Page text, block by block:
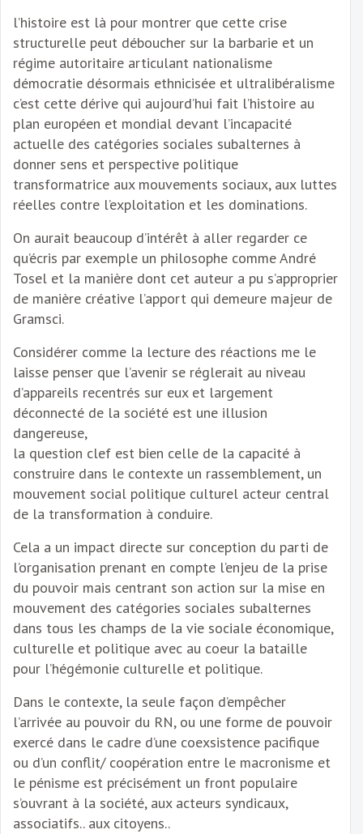
l’histoire est là pour montrer que cette crise
structurelle peut déboucher sur la barbarie et un
régime autoritaire articulant nationalisme
démocratie désormais ethnicisée et ultralibéralisme
c’est cette dérive qui aujourd’hui fait l’histoire au
plan européen et mondial devant l’incapacité
actuelle des catégories sociales subalternes à
donner sens et perspective politique
transformatrice aux mouvements sociaux, aux luttes
réelles contre l’exploitation et les dominations.
On aurait beaucoup d’intérêt à aller regarder ce
qu’écris par exemple un philosophe comme André
Tosel et la manière dont cet auteur a pu s’approprier
de manière créative l’apport qui demeure majeur de
Gramsci.
Considérer comme la lecture des réactions me le
laisse penser que l’avenir se réglerait au niveau
d’appareils recentrés sur eux et largement
déconnecté de la société est une illusion
dangereuse,
la question clef est bien celle de la capacité à
construire dans le contexte un rassemblement, un
mouvement social politique culturel acteur central
de la transformation à conduire.
Cela a un impact directe sur conception du parti de
l’organisation prenant en compte l’enjeu de la prise
du pouvoir mais centrant son action sur la mise en
mouvement des catégories sociales subalternes
dans tous les champs de la vie sociale économique,
culturelle et politique avec au coeur la bataille
pour l’hégémonie culturelle et politique.
Dans le contexte, la seule façon d’empêcher
l’arrivée au pouvoir du RN, ou une forme de pouvoir
exercé dans le cadre d’une coexsistence pacifique
ou d’un conflit/ coopération entre le macronisme et
le pénisme est précisément un front populaire
s’ouvrant à la société, aux acteurs syndicaux,
associatifs.. aux citoyens..